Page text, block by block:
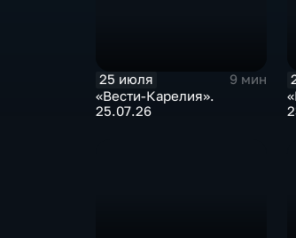
25 июля
9 мин
«Вести-Карелия».
25.07.26